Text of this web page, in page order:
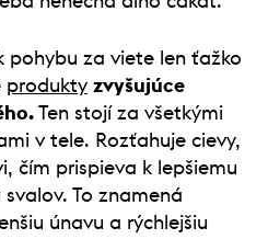
pohybu za viete len ťažko
produkty zvyšujúce
Ten stojí za všetkými
v tele. Rozťahuje cievy,
čím prispieva k lepšiemu
To znamená
únavu a rýchlejšiu